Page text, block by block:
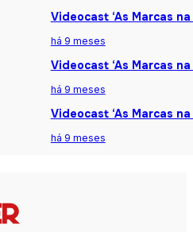
Videocast ‘As Marcas
há 9 meses
Videocast ‘As Marcas
há 9 meses
Videocast ‘As Marcas
há 9 meses